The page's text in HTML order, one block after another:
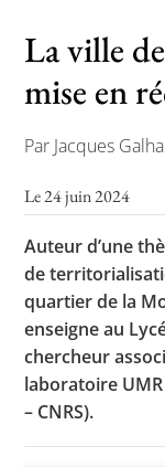
La ville
mise en
Par Jacques
Le 24 juin 2024
Auteur d’une
de
quartier de la
enseigne au
chercheur
laboratoire UMR
– CNRS).